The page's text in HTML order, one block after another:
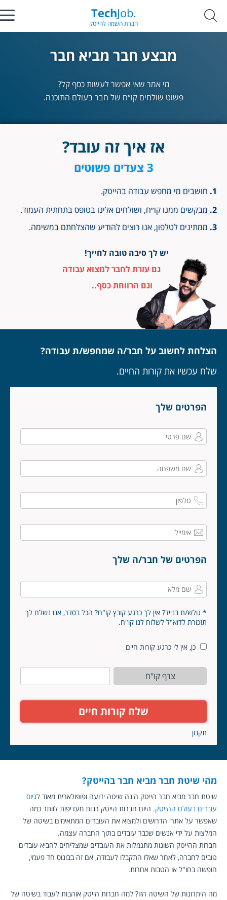
TechJob.
חברת השמה להייטק
מבצע חבר מביא חבר
מי אמר שאי אפשר לעשות כסף קל?
פשוט שולחים קו״ח של חבר בעולם התוכנה.
אז איך זה עובד?
3 צעדים פשוטים
חושבים מי מחפש עבודה בהייטק.
מבקשים ממנו קו״ח, ושולחים אלינו בטופס בתחתית העמוד.
ממתינים לטלפון, אנו רוצים להודיע שהצלחתם במשימה.
יש לך סיבה טובה לחייך!
גם עזרת לחבר למצוא עבודה
וגם הרווחת כסף..
הצלחת לחשוב על חבר/ה שמחפש/ת עבודה?
שלח עכשיו את קורות החיים.
הפרטים שלך
הפרטים של חבר/ה שלך
* גולש/ת בנייד? אין לך כרגע קובץ קו"ח? הכל בסדר, אנו נשלח לך
תזכורת לדוא"ל לשלוח לנו קו"ח.
כן, אין לי כרגע קורות חיים
צרף קו"ח
שלח קורות חיים
תקנון
מהי שיטת חבר מביא חבר בהייטק?
שיטת חבר מביא חבר הייטק הינה שיטה ידועה ופופולארית מאוד לגיוס
עובדים בעולם ההייטק. היום חברות הייטק רבות מעדיפות לוותר כמה
שאפשר על אתרי הדרושים ולמצוא את העובדים המתאימים בשיטה של
המלצות על ידי אנשים שכבר עובדים בתוך החברה עצמה.
חברות ההייטק השונות מתגמלות את העובדים שמצליחים להביא עובדים
טובים לחברה, לאחר שאלו התקבלו לעבודה, אם זה בבונוס חד פעמי,
חופשה בחו"ל או הטבות אחרות.
מה היתרונות של השיטה הזו? למה חברות הייטק אוהבות לעבוד בשיטה של